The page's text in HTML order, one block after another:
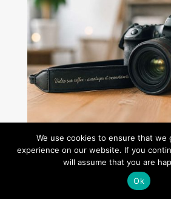
Vidéo sur reflex : avantages et
We use cookies to ensure that we
experience on our website. If you
will assume that you are
Ok